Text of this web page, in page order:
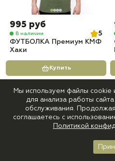
995 руб
В наличии
5
ФУТБОЛКА Премиум КМФ
Хаки
Купить
Мы используем файлы cookie
для анализа работы
обслуживания.
соглашаетесь с
Политикой